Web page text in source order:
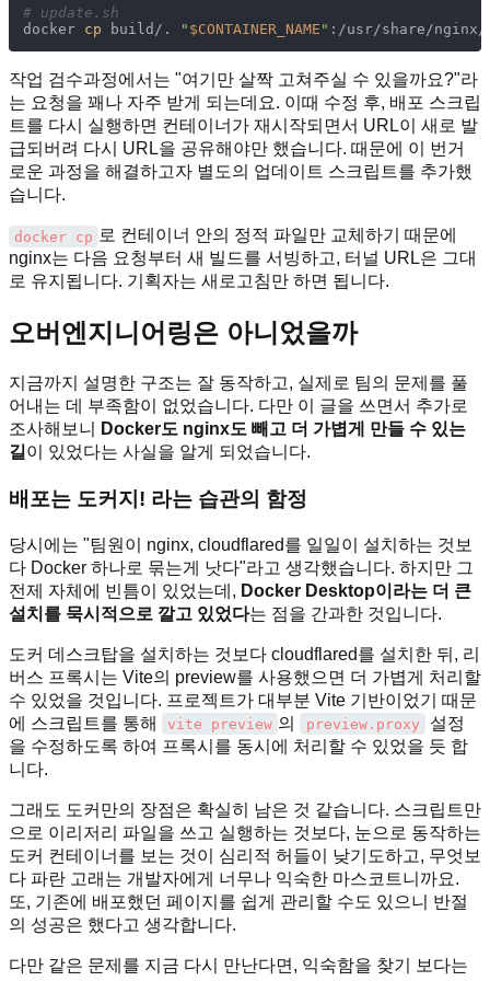
# update.sh
docker cp build/. " $CONTAINER_NAME "
작업 검수과정에서는 "여기만 살짝 고쳐주실 수 있을까요?"라
는 요청을 꽤나 자주 받게 되는데요. 이때 수정 후, 배포 스크립
트를 다시 실행하면 컨테이너가 재시작되면서 URL이 새로 발
급되버려 다시 URL을 공유해야만 했습니다. 때문에 이 번거
로운 과정을 해결하고자 별도의 업데이트 스크립트를 추가했
습니다.
docker cp 로 컨테이너 안의 정적 파일만 교체하기 때문에
nginx는 다음 요청부터 새 빌드를 서빙하고, 터널 URL은 그대
로 유지됩니다. 기획자는 새로고침만 하면 됩니다.
오버엔지니어링은 아니었을까
지금까지 설명한 구조는 잘 동작하고, 실제로 팀의 문제를 풀
어내는 데 부족함이 없었습니다. 다만 이 글을 쓰면서 추가로
조사해보니
Docker도 nginx도 빼고 더 가볍게 만들 수 있는
길 이 있었다는 사실을 알게 되었습니다.
배포는 도커지! 라는 습관의 함정
당시에는 "팀원이 nginx, cloudflared를 일일이 설치하는 것보
다 Docker 하나로 묶는게 낫다"라고 생각했습니다. 하지만 그
전제 자체에 빈틈이 있었는데, Docker Desktop이라는 더 큰
설치를 묵시적으로 깔고 있었다는 점을 간과한 것입니다.
도커 데스크탑을 설치하는 것보다 cloudflared를 설치한 뒤, 리
버스 프록시는 Vite의 preview를 사용했으면 더 가볍게 처리할
수 있었을 것입니다. 프로젝트가 대부분 Vite 기반이었기 때문
에 스크립트를 통해
vite preview 의 preview.proxy
설정
을 수정하도록 하여 프록시를 동시에 처리할 수 있었을 듯 합
니다.
그래도 도커만의 장점은 확실히 남은 것 같습니다. 스크립트만
으로 이리저리 파일을 쓰고 실행하는 것보다, 눈으로 동작하는
도커 컨테이너를 보는 것이 심리적 허들이 낮기도하고, 무엇보
다 파란 고래는 개발자에게 너무나 익숙한 마스코트니까요.
또, 기존에 배포했던 페이지를 쉽게 관리할 수도 있으니 반절
의 성공은 했다고 생각합니다.
다만 같은 문제를 지금 다시 만난다면, 익숙함을 찾기 보다는